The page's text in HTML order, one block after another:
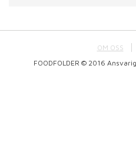
OM OSS
FOODFOLDER © 2016